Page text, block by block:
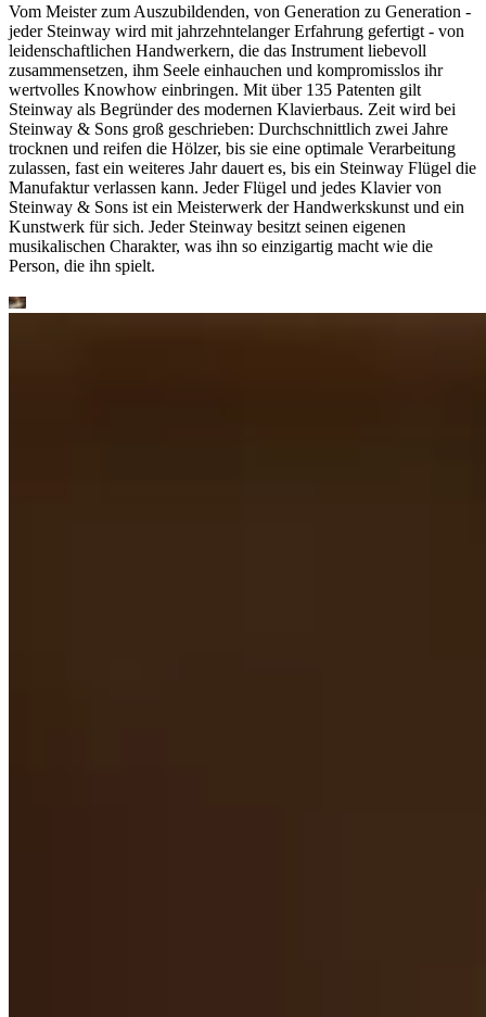
Vom Meister zum Auszubildenden, von Generation zu Generation -
jeder Steinway wird mit jahrzehntelanger Erfahrung gefertigt - von
leidenschaftlichen Handwerkern, die das Instrument liebevoll
zusammensetzen, ihm Seele einhauchen und kompromisslos ihr
wertvolles Knowhow einbringen. Mit über 135 Patenten gilt
Steinway als Begründer des modernen Klavierbaus. Zeit wird bei
Steinway ⁠&⁠ Sons groß geschrieben: Durchschnittlich zwei Jahre
trocknen und reifen die Hölzer, bis sie eine optimale Verarbeitung
zulassen, fast ein weiteres Jahr dauert es, bis ein Steinway Flügel die
Manufaktur verlassen kann. Jeder Flügel und jedes Klavier von
Steinway ⁠&⁠ Sons ist ein Meisterwerk der Handwerkskunst und ein
Kunstwerk für sich. Jeder Steinway besitzt seinen eigenen
musikalischen Charakter, was ihn so einzigartig macht wie die
Person, die ihn spielt.